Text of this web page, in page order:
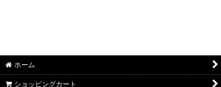
ホーム
ショッピングカート